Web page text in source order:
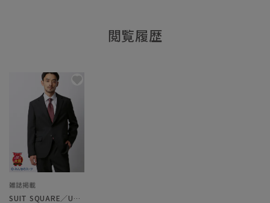
閲覧履歴
SUIT SQUARE／UNIVERSAL LANGUAGE